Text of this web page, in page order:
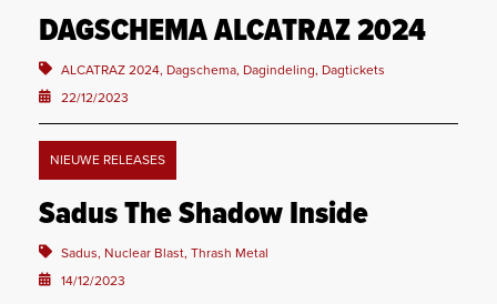
DAGSCHEMA ALCATRAZ 2024
ALCATRAZ 2024, Dagschema, Dagindeling, Dagtickets
22/12/2023
NIEUWE RELEASES
Sadus The Shadow Inside
Sadus, Nuclear Blast, Thrash Metal
14/12/2023